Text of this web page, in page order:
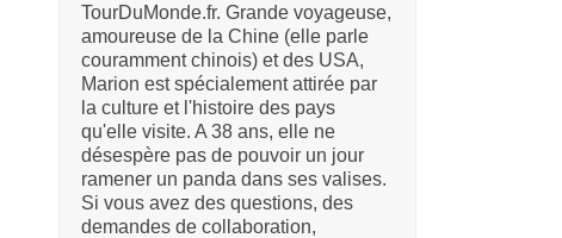
TourDuMonde.fr. Grande voyageuse,
amoureuse de la Chine (elle parle
couramment chinois) et des USA,
Marion est spécialement attirée par
la culture et l'histoire des pays
qu'elle visite. A 38 ans, elle ne
désespère pas de pouvoir un jour
ramener un panda dans ses valises.
Si vous avez des questions, des
demandes de collaboration,